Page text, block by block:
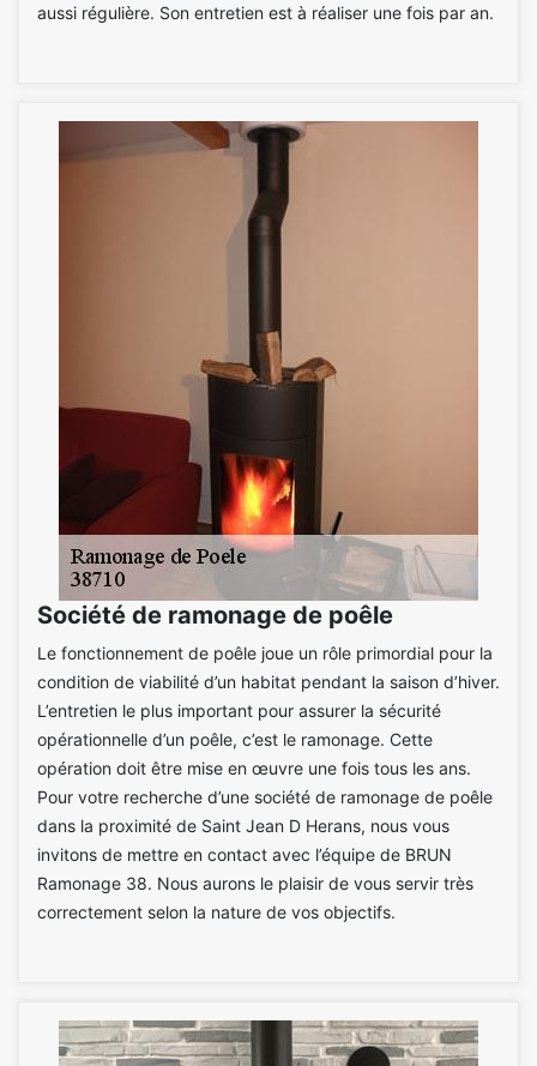
aussi régulière. Son entretien est à réaliser une fois par an.
Société de ramonage de poêle
Le fonctionnement de poêle joue un rôle primordial pour la
condition de viabilité d’un habitat pendant la saison d’hiver.
L’entretien le plus important pour assurer la sécurité
opérationnelle d’un poêle, c’est le ramonage. Cette
opération doit être mise en œuvre une fois tous les ans.
Pour votre recherche d’une société de ramonage de poêle
dans la proximité de Saint Jean D Herans, nous vous
invitons de mettre en contact avec l’équipe de BRUN
Ramonage 38. Nous aurons le plaisir de vous servir très
correctement selon la nature de vos objectifs.